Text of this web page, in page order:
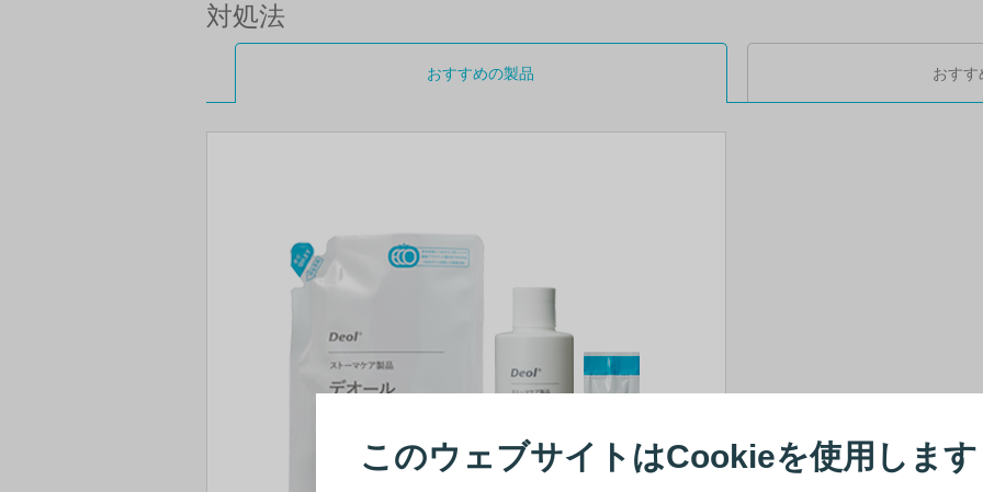
このウェブサイトはCookieを使用します
対処法
おすすめの製品 おすす